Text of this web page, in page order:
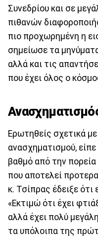
Συνεδρίου και σε
πιθανών
πιο προχωρημένη η
σημείωσε τα
αλλά και τις
που έχει όλος ο
Ερωτηθείς σχετικά
ανασχηματισμού,
βαθμό από την
που αποτελεί
κ. Τσίπρας έδειξε ότι
«Εκτιμώ ότι έχει
αλλά έχει πολύ
τα υπόλοιπα της